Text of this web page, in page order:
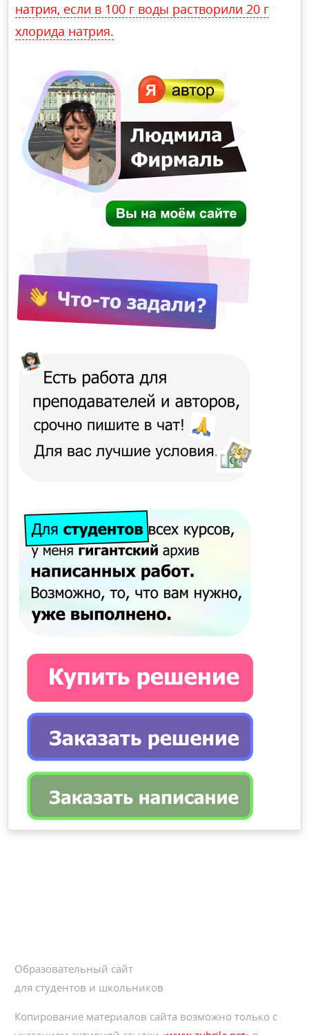
натрия, если в 100 г воды растворили 20 г
хлорида натрия.
Образовательный сайт
для студентов и школьников
Копирование материалов сайта возможно только с